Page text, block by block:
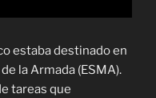
estaba destinado en
la Armada (ESMA).
tareas que